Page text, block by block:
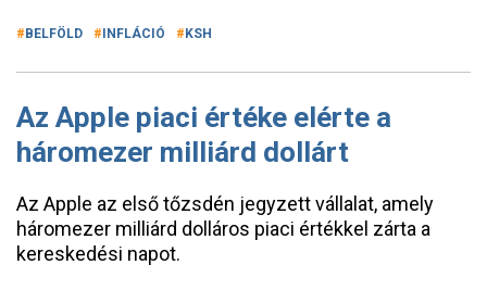
BELFÖLD INFLÁCIÓ KSH
Az Apple piaci értéke elérte a
háromezer milliárd dollárt
Az Apple az első tőzsdén jegyzett vállalat, amely
háromezer milliárd dolláros piaci értékkel zárta a
kereskedési napot.